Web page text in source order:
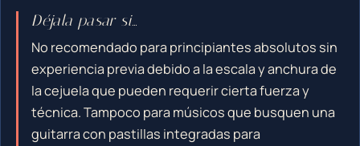
Déjala pasar si…
No recomendado para principiantes absolutos sin
experiencia previa debido a la escala y anchura de
la cejuela que pueden requerir cierta fuerza y
técnica. Tampoco para músicos que busquen una
guitarra con pastillas integradas para